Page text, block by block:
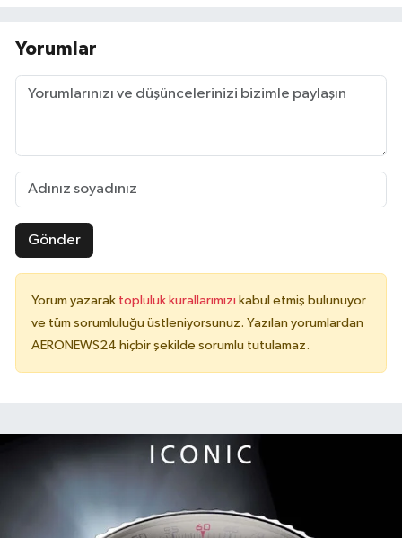
Yorumlar
Gönder
Yorum yazarak topluluk kurallarımızı kabul etmiş bulunuyor
ve tüm sorumluluğu üstleniyorsunuz. Yazılan yorumlardan
AERONEWS24 hiçbir şekilde sorumlu tutulamaz.